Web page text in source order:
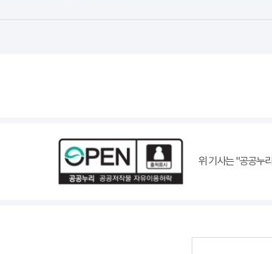
위 기사는 "공공누